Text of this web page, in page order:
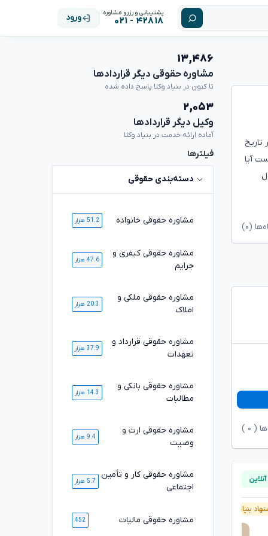
پشتیبانی و رزرو مشاوره
۴۲۸۱۸ - ۰۲۱ ورود
است آیا
(۰)
( ۰
بنیاد وکلا
۱۳,۴۸۶
مشاوره حقوقی دیگر قراردادها
تا کنون در بنیاد وکلا پاسخ داده شده
۲,۰۵۳
وکیل دیگر قراردادها
آماده ارائه خدمت در بنیاد وکلا
فیلترها
دسته‌بندی حقوقی
مشاوره حقوقی خانواده 51.2 هزار
مشاوره حقوقی کیفری و
جرایم
47.6 هزار
مشاوره حقوقی ملکی و
املاک
20.3 هزار
مشاوره حقوقی قرارداد و
تعهدات
37.9 هزار
مشاوره حقوقی بانکی و
مطالبات
14.3 هزار
مشاوره حقوقی ارث و
وصیت
9.4 هزار
مشاوره حقوقی کار و تأمین
اجتماعی
5.7 هزار
مشاوره حقوقی مالیات 452